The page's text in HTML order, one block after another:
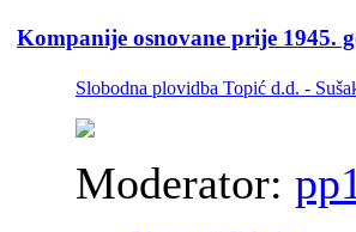
Kompanije osnovane prije 1945.
Slobodna plovidba Topić d.d. -
Moderator: